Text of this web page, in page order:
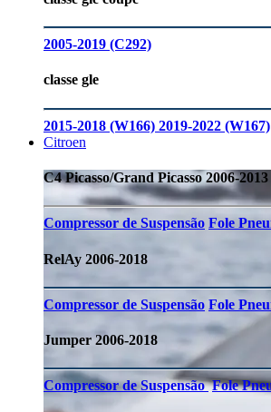
2005-2019 (C292)
classe gle
2015-2018 (W166) 2019-2022 (W167)
Citroen
C4 Picasso/Grand Picasso 2006-2013
Compressor de Suspensão Fole
RelAy 2006-2018
Compressor de Suspensão Fole
Jumper 2006-2018
Compressor de Suspensão Fole